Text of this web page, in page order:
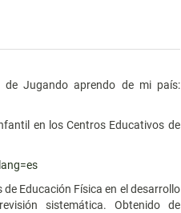
de Jugando aprendo de mi país:
en los Centros Educativos de
Educación Física en el desarrollo
sistemática. Obtenido de